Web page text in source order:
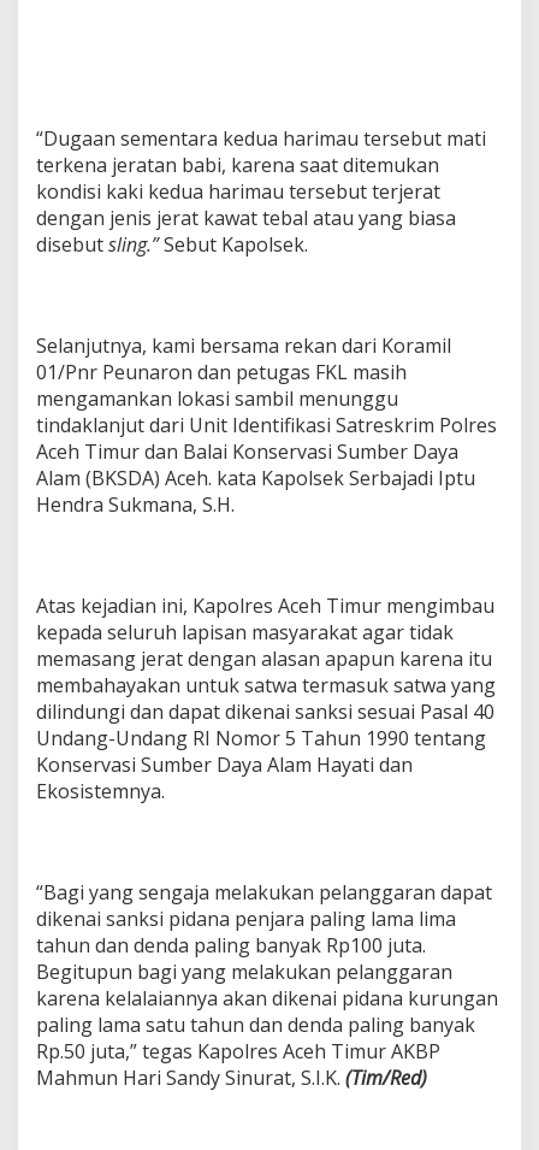
“Dugaan sementara kedua harimau tersebut mati
terkena jeratan babi, karena saat ditemukan
kondisi kaki kedua harimau tersebut terjerat
dengan jenis jerat kawat tebal atau yang biasa
disebutsling.”Sebut Kapolsek.
Selanjutnya, kami bersama rekan dari Koramil
01/Pnr Peunaron dan petugas FKL masih
mengamankan lokasi sambil menunggu
tindaklanjut dari Unit Identifikasi Satreskrim Polres
Aceh Timur dan Balai Konservasi Sumber Daya
Alam (BKSDA) Aceh. kata Kapolsek Serbajadi Iptu
Hendra Sukmana, S.H.
Atas kejadian ini, Kapolres Aceh Timur mengimbau
kepada seluruh lapisan masyarakat agar tidak
memasang jerat dengan alasan apapun karena itu
membahayakan untuk satwa termasuk satwa yang
dilindungi dan dapat dikenai sanksi sesuai Pasal 40
Undang-Undang RI Nomor 5 Tahun 1990 tentang
Konservasi Sumber Daya Alam Hayati dan
Ekosistemnya.
“Bagi yang sengaja melakukan pelanggaran dapat
dikenai sanksi pidana penjara paling lama lima
tahun dan denda paling banyak Rp100 juta.
Begitupun bagi yang melakukan pelanggaran
karena kelalaiannya akan dikenai pidana kurungan
paling lama satu tahun dan denda paling banyak
Rp.50 juta,” tegas Kapolres Aceh Timur AKBP
Mahmun Hari Sandy Sinurat, S.I.K. (Tim/Red)